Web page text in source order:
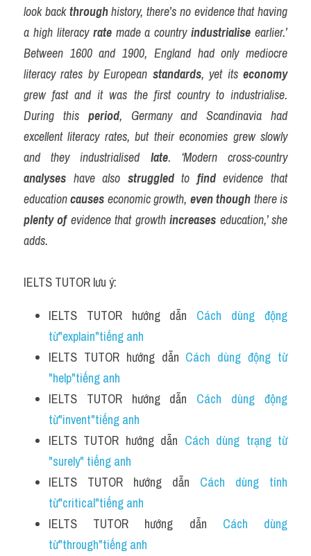
look back through history, there’s no evidence that having
a high literacy rate made a country industrialise earlier.’
Between 1600 and 1900, England had only mediocre
literacy rates by European standards, yet its economy
grew fast and it was the first country to industrialise.
During this period, Germany and Scandinavia had
excellent literacy rates, but their economies grew slowly
and they industrialised late
. ‘Modern cross-country
analyses have also struggled to find evidence that
education causes economic growth, even though
plenty of evidence that growth increases education,’ she
adds.
IELTS TUTOR lưu ý:
IELTS TUTOR hướng dẫn Cách dùng động
từ"explain"tiếng anh
IELTS TUTOR hướng dẫn Cách dùng động từ
"help"tiếng anh
IELTS TUTOR hướng dẫn Cách dùng động
từ"invent"tiếng anh
IELTS TUTOR hướng dẫn Cách dùng trạng từ
"surely" tiếng anh
IELTS TUTOR hướng dẫn Cách dùng tính
từ"critical"tiếng anh
IELTS TUTOR hướng dẫn Cách dùng
từ"through"tiếng anh